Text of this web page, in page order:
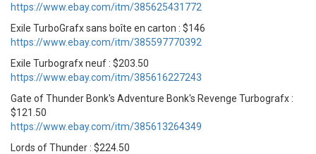
https://www.ebay.com/itm/385625431772
Exile TurboGrafx sans boîte en carton : $146
https://www.ebay.com/itm/385597770392
Exile Turbografx neuf : $203.50
https://www.ebay.com/itm/385616227243
Gate of Thunder Bonk's Adventure Bonk's Revenge Turbografx :
$121.50
https://www.ebay.com/itm/385613264349
Lords of Thunder : $224.50